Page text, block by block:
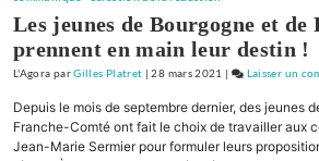
Les jeunes de Bourgogne et de
prennent en main leur destin !
L'Agora parGilles Platret |28 mars 2021 | Laisser un
Depuis le mois de septembre dernier, des jeunes
Franche-Comté ont fait le choix de travailler aux
Jean-Marie Sermier pour formuler leurs